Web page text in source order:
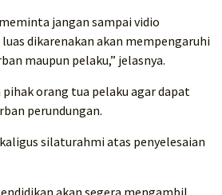
jangan sampai vidio
dikarenakan akan mempengaruhi
maupun pelaku,” jelasnya.
orang tua pelaku agar dapat
perundungan.
silaturahmi atas penyelesaian